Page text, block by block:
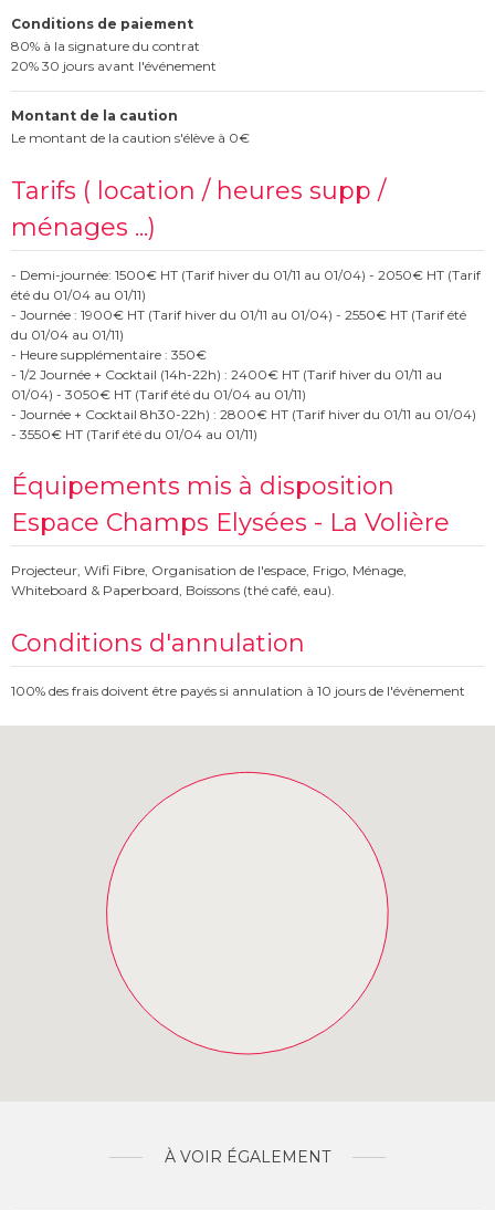
Conditions de paiement
80% à la signature du contrat
20% 30 jours avant l'événement
Montant de la caution
Le montant de la caution s'élève à 0€
Tarifs ( location / heures supp /
ménages ...)
- Demi-journée: 1500€ HT (Tarif hiver du 01/11 au 01/04) - 2050€ HT (Tarif
été du 01/04 au 01/11)
- Journée : 1900€ HT (Tarif hiver du 01/11 au 01/04) - 2550€ HT (Tarif été
du 01/04 au 01/11)
- Heure supplémentaire : 350€
- 1/2 Journée + Cocktail (14h-22h) : 2400€ HT (Tarif hiver du 01/11 au
01/04) - 3050€ HT (Tarif été du 01/04 au 01/11)
- Journée + Cocktail 8h30-22h) : 2800€ HT (Tarif hiver du 01/11 au 01/04)
- 3550€ HT (Tarif été du 01/04 au 01/11)
Équipements mis à disposition
Espace Champs Elysées - La Volière
Projecteur, Wifi Fibre, Organisation de l'espace, Frigo, Ménage,
Whiteboard & Paperboard, Boissons (thé café, eau).
Conditions d'annulation
100% des frais doivent être payés si annulation à 10 jours de l'évènement
À VOIR ÉGALEMENT